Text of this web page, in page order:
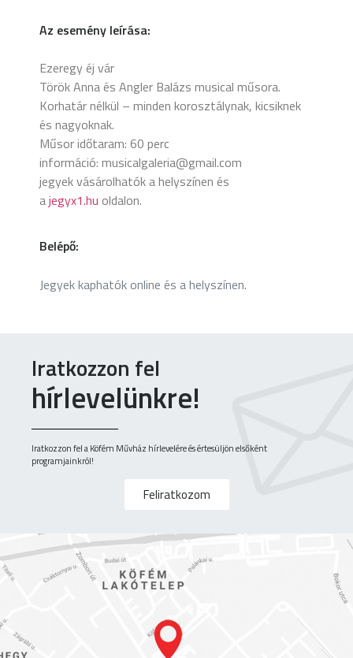
Az esemény leírása:
Ezeregy éj vár
Török Anna és Angler Balázs musical műsora.
Korhatár nélkül – minden korosztálynak, kicsiknek
és nagyoknak.
Műsor időtaram: 60 perc
információ: musicalgaleria@gmail.com
jegyek vásárolhatók a helyszínen és
ajegyx1.hu oldalon.
Belépő:
Jegyek kaphatók online és a helyszínen.
Iratkozzon fel
hírlevelünkre!
Iratkozzon fel a Köfém Művház hírlevelére és értesüljön elsőként
programjainkról!
Feliratkozom